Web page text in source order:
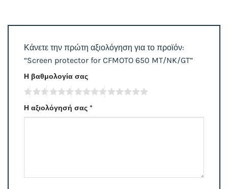
Κάνετε την πρώτη αξιολόγηση για το προϊόν:
“Screen protector for CFMOTO 650 MT/NK/GT”
Η βαθμολογία σας
Η αξιολόγησή σας *